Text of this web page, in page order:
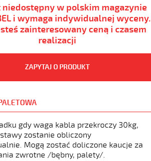
niedostępny w polskim magazynie
i wymaga indywidualnej wyceny.
zainteresowany ceną i czasem
realizacji
ZAPYTAJ O PRODUKT
gdy waga kabla przekroczy 30kg,
zostanie obliczony
Mogą zostać doliczone kaucje za
zwrotne /bębny, palety/.